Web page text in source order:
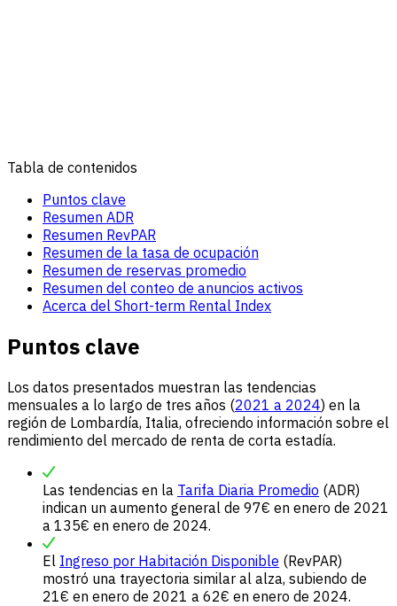
Tabla de contenidos
Puntos clave
Resumen ADR
Resumen RevPAR
Resumen de la tasa de ocupación
Resumen de reservas promedio
Resumen del conteo de anuncios activos
Acerca del Short-term Rental Index
Puntos clave
Los datos presentados muestran las tendencias
mensuales a lo largo de tres años (2021 a 2024) en la
región de Lombardía, Italia, ofreciendo información sobre el
rendimiento del mercado de renta de corta estadía.
Las tendencias en la Tarifa Diaria Promedio (ADR)
indican un aumento general de 97€ en enero de 2021
a 135€ en enero de 2024.
El Ingreso por Habitación Disponible (RevPAR)
mostró una trayectoria similar al alza, subiendo de
21€ en enero de 2021 a 62€ en enero de 2024.